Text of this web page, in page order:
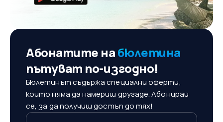
Абонатите набюлетина
пътуват по-изгодно!
Бюлетинът съдържа специални оферти,
които няма да намериш другаде. Абонирай
се, за да получиш достъп до тях!
Твоят имейл адрес